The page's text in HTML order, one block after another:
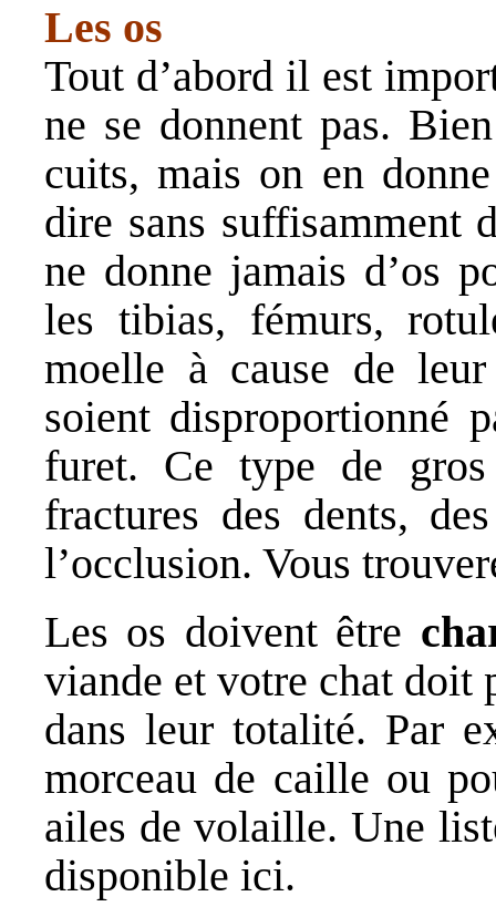
Les os
Tout d’abord il est
ne se donnent pas.
cuits, mais on en
dire sans suffisamment
ne donne jamais d’os
les tibias, fémurs,
moelle à cause de
soient disproportionné
furet. Ce type de gros
fractures des dents,
l’occlusion. Vous
Les os doivent être
viande et votre chat doit
dans leur totalité. Par
morceau de caille ou
ailes de volaille. Une
disponible ici.